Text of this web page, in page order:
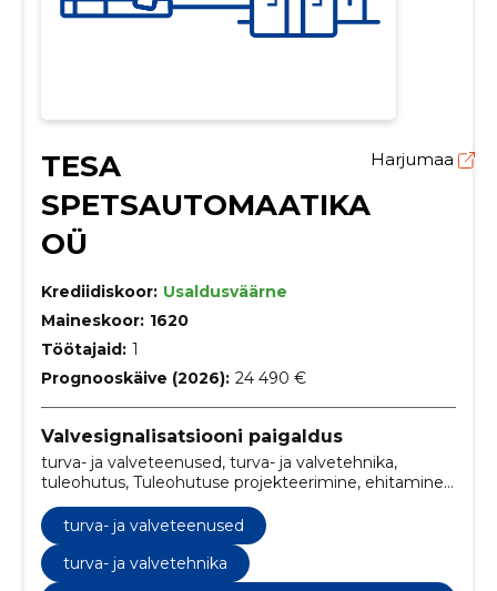
TESA
SPETSAUTOMAATIKA
OÜ
Harjumaa
Krediidiskoor: Usaldusväärne
Maineskoor: 1620
Töötajaid: 1
Prognooskäive (2026): 24 490 €
Valvesignalisatsiooni paigaldus
turva- ja valveteenused, turva- ja valvetehnika,
tuleohutus, Tuleohutuse projekteerimine, ehitamine
ja hooldamine, hooldus, kinnitamine, logistika,
isoleerimine, kasutustingimused, pakkumised
turva- ja valveteenused
turva- ja valvetehnika